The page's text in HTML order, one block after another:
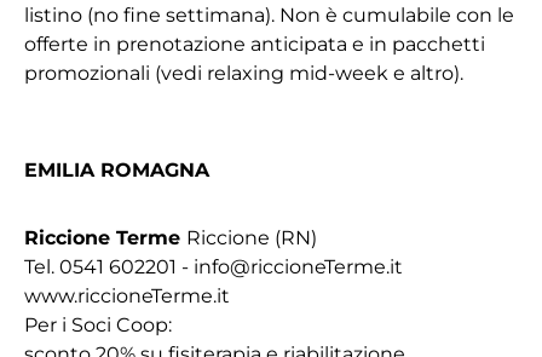
listino (no fine settimana). Non è cumulabile con le
offerte in prenotazione anticipata e in pacchetti
promozionali (vedi relaxing mid-week e altro).
EMILIA ROMAGNA
Riccione Terme Riccione (RN)
Tel. 0541 602201 - info@riccioneTerme.it
www.riccioneTerme.it
Per i Soci Coop: